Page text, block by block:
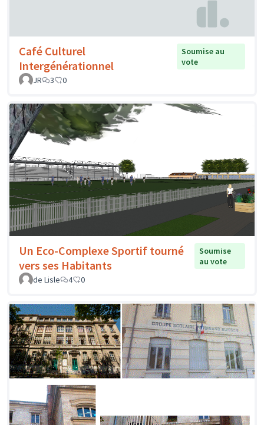
Café Culturel
Intergénérationnel
Soumise au
vote
JR
3 0
Un Eco-Complexe Sportif tourné
vers ses Habitants
Soumise
au vote
de Lisle
4 0